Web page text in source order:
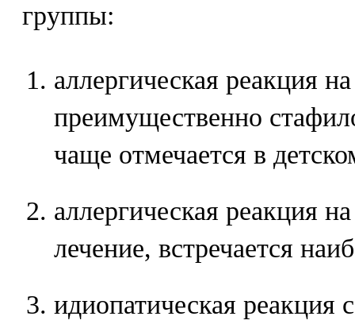
группы:
аллергическая реакция
преимущественно
чаще отмечается в
аллергическая реакция
лечение, встречается
идиопатическая реакция